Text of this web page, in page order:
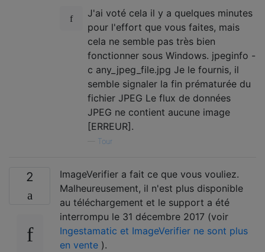
J'ai voté cela il y a quelques minutes
pour l'effort que vous faites, mais
cela ne semble pas très bien
fonctionner sous Windows. jpeginfo -
c any_jpeg_file.jpg Je le fournis, il
semble signaler la fin prématurée du
fichier JPEG Le flux de données
JPEG ne contient aucune image
[ERREUR].
Tour
2
ImageVerifier a fait ce que vous vouliez.
Malheureusement, il n'est plus disponible
au téléchargement et le support a été
interrompu le 31 décembre 2017 (voir
Ingestamatic et ImageVerifier ne sont plus
en vente ).